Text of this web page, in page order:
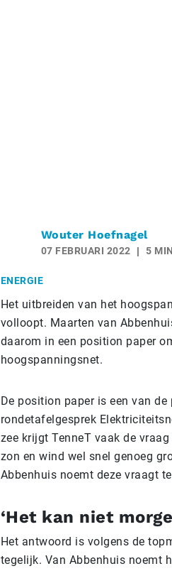
Wouter Hoefnagel
07 FEBRUARI 2022 5 MIN
ENERGIE
Het uitbreiden van het
volloopt. Maarten van
daarom in een position paper
hoogspanningsnet.
De position paper is een van
rondetafelgesprek
zee krijgt TenneT vaak de
zon en wind wel snel genoeg
Abbenhuis noemt deze vraagt
‘Het kan niet
Het antwoord is volgens de
tegelijk. Van Abbenhuis noemt